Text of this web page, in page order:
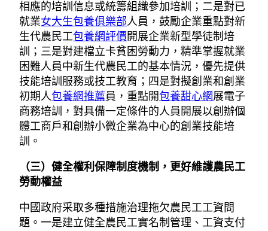
相應的培訓信息或統籌組織參加培訓；二是對已
就業女大生包養俱樂部人員，鼓勵企業重點對新
生代農民工包養網評價 開展企業新型學徒制培
訓；三是對建檔立卡貧困勞動力，精準掌握就業
困難人員中新生代農民工的基本情況，優先提供
技能培訓服務或技工教育；四是對擬創業和創業
初期人包養網推薦員，重點開包養甜心網展電子
商務培訓，對具備一定條件的人員開展以創辦個
體工商戶和創辦小微企業為中心的創業技能培
訓。
（三）健全權利保障制度機制，更好維護農民工
勞動權益
中國政府采取多種措施治理拖欠農民工工資問
題。一是建立健全農民工實名制管理、工資支付